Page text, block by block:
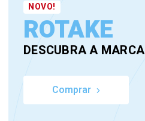
NOVO!
ROTAKE
DESCUBRA A MARCA
Comprar